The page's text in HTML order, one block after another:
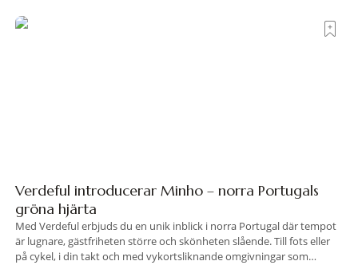
Verdeful introducerar Minho – norra Portugals
gröna hjärta
Med Verdeful erbjuds du en unik inblick i norra Portugal där tempot
är lugnare, gästfriheten större och skönheten slående. Till fots eller
på cykel, i din takt och med vykortsliknande omgivningar som